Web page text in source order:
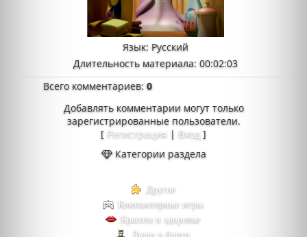
Язык: Русский
Длительность материала: 00:02:03
Всего комментариев:0
Добавлять комментарии могут только
зарегистрированные пользователи.
[ Регистрация | Вход ]
Категории раздела
Другое
Компьютерные игры
Красота и здоровье
Люди и блоги